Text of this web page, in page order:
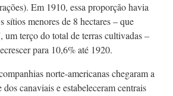
Em 1910, essa proporção havia
sítios menores de 8 hectares – que
um terço do total de terras cultivadas –
para 10,6% até 1920.
norte-americanas chegaram a
canaviais e estabeleceram centrais